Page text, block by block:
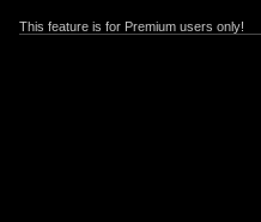
This feature is for Premium users only!